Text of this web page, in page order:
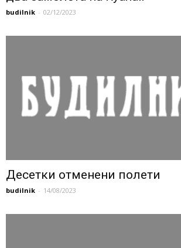
budilnik - 02/12/2023
Десетки отменени полети
budilnik - 14/08/2023